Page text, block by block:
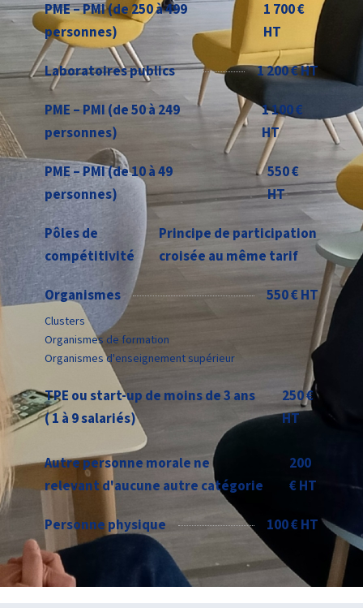
PME – PMI (de 250 à 499
personnes)
1 700 €
HT
Laboratoires publics 1 200 € HT
PME – PMI (de 50 à 249
personnes)
1 100 €
HT
PME – PMI (de 10 à 49
personnes)
550 €
HT
Pôles de
compétitivité
Principe de participation
croisée au même tarif
Organismes 550 € HT
Clusters
Organismes de formation
Organismes d'enseignement supérieur
TPE ou start-up de moins de 3 ans
( 1 à 9 salariés)
250 €
HT
Autre personne morale ne
relevant d'aucune autre catégorie
200
€ HT
Personne physique 100 € HT